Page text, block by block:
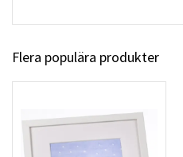
Flera populära produkter